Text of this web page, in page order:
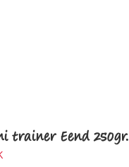
trainer Eend 250gr.